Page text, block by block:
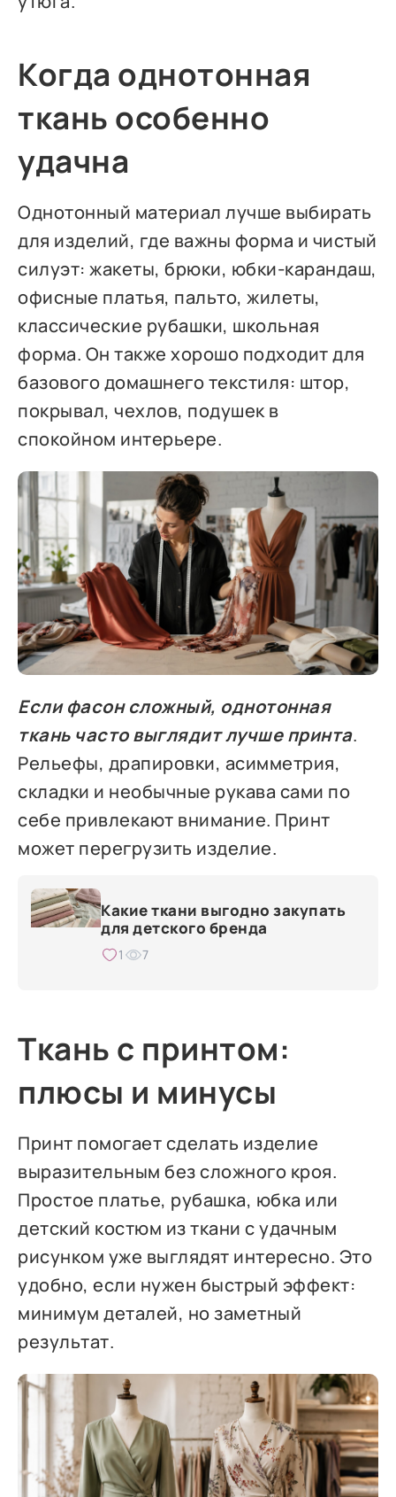
Когда однотонная
ткань особенно
удачна
Однотонный материал лучше выбирать
для изделий, где важны форма и чистый
силуэт: жакеты, брюки, юбки-карандаш,
офисные платья, пальто, жилеты,
классические рубашки, школьная
форма. Он также хорошо подходит для
базового домашнего текстиля: штор,
покрывал, чехлов, подушек в
спокойном интерьере.
Если фасон сложный, однотонная
ткань часто выглядит лучше принта.
Рельефы, драпировки, асимметрия,
складки и необычные рукава сами по
себе привлекают внимание. Принт
может перегрузить изделие.
Какие ткани выгодно закупать
для детского бренда
1 7
Ткань с принтом:
плюсы и минусы
Принт помогает сделать изделие
выразительным без сложного кроя.
Простое платье, рубашка, юбка или
детский костюм из ткани с удачным
рисунком уже выглядят интересно. Это
удобно, если нужен быстрый эффект:
минимум деталей, но заметный
результат.